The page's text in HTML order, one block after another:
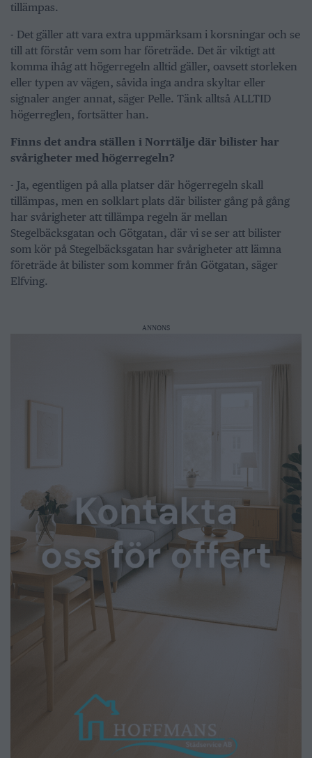
tillämpas.
- Det gäller att vara extra uppmärksam i korsningar och se
till att förstår vem som har företräde. Det är viktigt att
komma ihåg att högerregeln alltid gäller, oavsett storleken
eller typen av vägen, såvida inga andra skyltar eller
signaler anger annat, säger Pelle. Tänk alltså ALLTID
högerreglen, fortsätter han.
Finns det andra ställen i Norrtälje där bilister har
svårigheter med högerregeln?
- Ja, egentligen på alla platser där högerregeln skall
tillämpas, men en solklart plats där bilister gång på gång
har svårigheter att tillämpa regeln är mellan
Stegelbäcksgatan och Götgatan, där vi se ser att bilister
som kör på Stegelbäcksgatan har svårigheter att lämna
företräde åt bilister som kommer från Götgatan, säger
Elfving.
ANNONS